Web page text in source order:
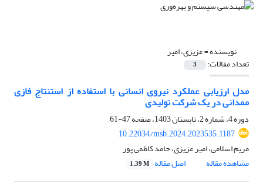
نویسنده =عزیزی، امیر
تعداد مقالات: 3
مدل ارزیابی عملکرد نیروی انسانی با استفاده از استنتاج فازی
ممدانی در یک شرکت تولیدی
دوره 4، شماره 2، تابستان 1403، صفحه
47-61
10.22034/msb.2024.2023535.1187
مریم اسلامی، امیر عزیزی، حامد کاظمی پور
مشاهده مقاله
اصل مقاله 1.39 M